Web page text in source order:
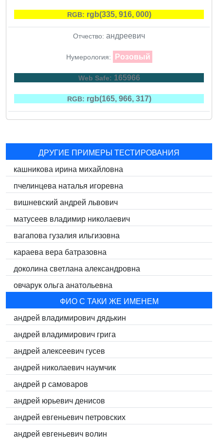
RGB: rgb(335, 916, 000)
Отчество: андреевич
Нумерология: Розовый
Web Safe: 165966
RGB: rgb(165, 966, 317)
ДРУГИЕ ПРИМЕРЫ ТЕСТИРОВАНИЯ
кашникова ирина михайловна
пчелинцева наталья игоревна
вишневский андрей львович
матусеев владимир николаевич
вагапова гузалия ильгизовна
караева вера батразовна
доколина светлана александровна
овчарук ольга анатольевна
ФИО С ТАКИ ЖЕ ИМЕНЕМ
андрей владимирович дядькин
андрей владимирович грига
андрей алексеевич гусев
андрей николаевич наумчик
андрей p самоваров
андрей юрьевич денисов
андрей евгеньевич петровских
андрей евгеньевич волин